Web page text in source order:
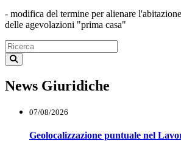
- modifica del termine per alienare
delle agevolazioni "prima casa"
News Giuridiche
07/08/2026
Geolocalizzazione puntuale nel